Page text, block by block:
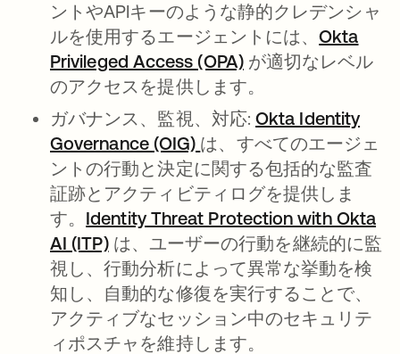
ントやAPIキーのような静的クレデンシャ
ルを使用するエージェントには、Okta
Privileged Access (OPA)が適切なレベル
のアクセスを提供します。
ガバナンス、監視、対応:Okta Identity
Governance (OIG) は、すべてのエージェ
ントの行動と決定に関する包括的な監査
証跡とアクティビティログを提供しま
す。 Identity Threat Protection with Okta
AI (ITP)は、ユーザーの行動を継続的に監
視し、行動分析によって異常な挙動を検
知し、自動的な修復を実行することで、
アクティブなセッション中のセキュリテ
ィポスチャを維持します。